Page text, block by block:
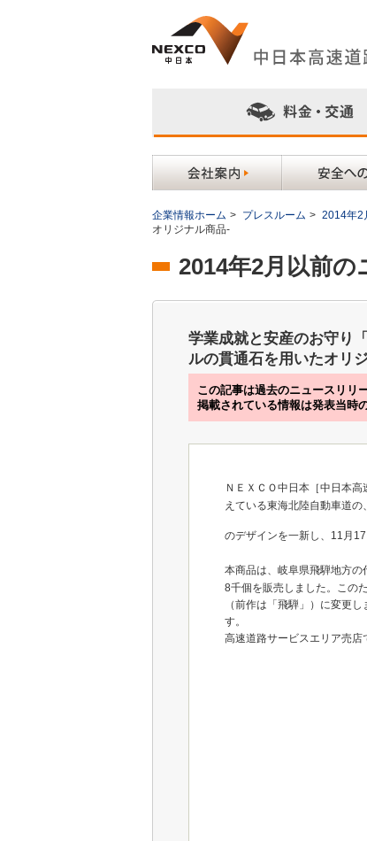
企業情報ホーム > プレスルーム > 2014年2
オリジナル商品-
2014年2月以前
学業成就と安産のお守り
ルの貫通石を用いたオリ
この記事は過去のニュースリリ
掲載されている情報は発表当時
ＮＥＸＣＯ中日本［中日本
えている東海北陸自動車道
のデザインを一新し、11月
本商品は、岐阜県飛騨地方の
8千個を販売しました。この
（前作は「飛騨」）に変更
す。
高速道路サービスエリア売店